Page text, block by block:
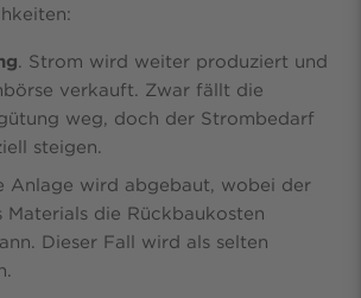
. Strom wird weiter produziert und
verkauft. Zwar fällt die
weg, doch der Strombedarf
steigen.
Anlage wird abgebaut, wobei der
Materials die Rückbaukosten
Dieser Fall wird als selten